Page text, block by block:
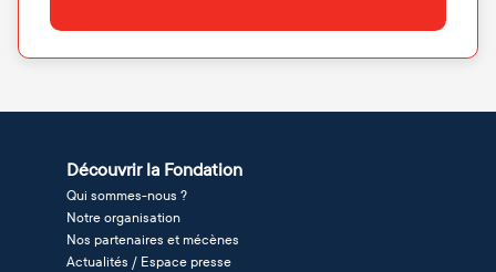
Découvrir la Fondation
Qui sommes-nous ?
Notre organisation
Nos partenaires et mécènes
Actualités / Espace presse